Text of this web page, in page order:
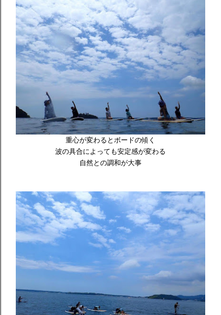
重心が変わるとボードの傾く
波の具合によっても安定感が変わる
自然との調和が大事